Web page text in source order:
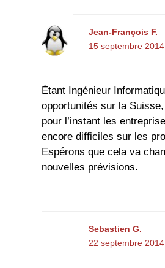
Jean-François F.
15 septembre
Étant Ingénieur
opportunités sur la
pour l’instant les
encore difficiles sur les
Espérons que cela va
nouvelles prévisions.
Sebastien G.
22 septembre